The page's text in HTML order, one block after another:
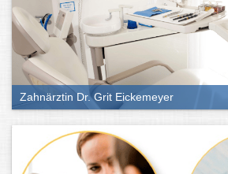
Zahnärztin Dr. Grit Eickemeyer